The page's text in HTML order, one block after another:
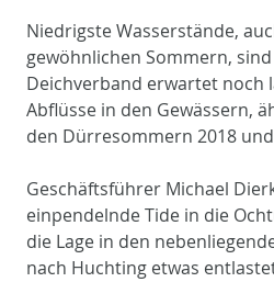
Niedrigste Wasserstände,
gewöhnlichen Sommern,
Deichverband erwartet noch
Abflüsse in den Gewässern,
den Dürresommern 2018
Geschäftsführer Michael
einpendelnde Tide in die
die Lage in den
nach Huchting etwas